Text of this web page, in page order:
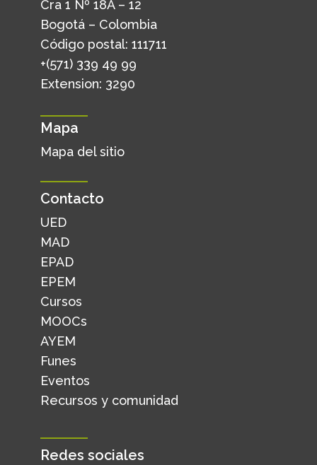
Cra 1 Nº 18A – 12
Bogotá – Colombia
Código postal: 111711
+(571) 339 49 99
Extension: 3290
Mapa
Mapa del sitio
Contacto
UED
MAD
EPAD
EPEM
Cursos
MOOCs
AYEM
Funes
Eventos
Recursos y comunidad
Redes sociales